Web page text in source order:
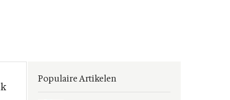
Populaire Artikelen